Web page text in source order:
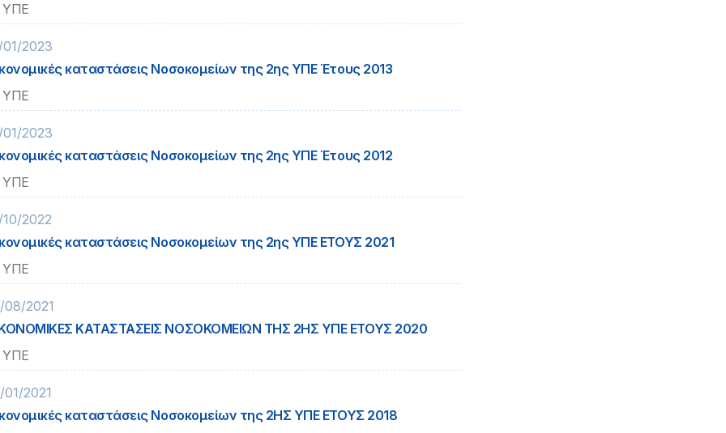
ΥΠΕ
01/2023
καταστάσεις Νοσοκομείων της 2ης ΥΠΕ Έτους 2013
ΥΠΕ
01/2023
καταστάσεις Νοσοκομείων της 2ης ΥΠΕ Έτους 2012
ΥΠΕ
10/2022
καταστάσεις Νοσοκομείων της 2ης ΥΠΕ ΕΤΟΥΣ 2021
ΥΠΕ
08/2021
ΚΑΤΑΣΤΑΣΕΙΣ ΝΟΣΟΚΟΜΕΙΩΝ ΤΗΣ 2ΗΣ ΥΠΕ ΕΤΟΥΣ 2020
ΥΠΕ
2021
καταστάσεις Νοσοκομείων της 2ΗΣ ΥΠΕ ΕΤΟΥΣ 2018